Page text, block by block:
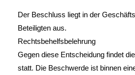
Der Beschluss liegt in der
Beteiligten aus.
Rechtsbehelfsbelehrung
Gegen diese Entscheidung findet
statt. Die Beschwerde ist binnen